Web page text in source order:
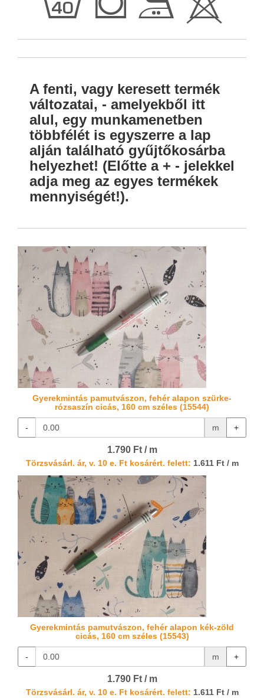
h Q E H
A fenti, vagy keresett termék
változatai, - amelyekből itt
alul, egy munkamenetben
többfélét is egyszerre a lap
alján található gyűjtőkosárba
helyezhet! (Előtte a + - jelekkel
adja meg az egyes termékek
mennyiségét!).
Gyerekmintás pamutvászon, fehér alapon szürke-
rózsaszín cicás, 160 cm széles (15544)
- m +
1.790 Ft / m
Törzsvásárl. ár, v. 10 e. Ft kosárért. felett: 1.611 Ft / m
Gyerekmintás pamutvászon, fehér alapon kék-zöld
cicás, 160 cm széles (15543)
- m +
1.790 Ft / m
Törzsvásárl. ár, v. 10 e. Ft kosárért. felett: 1.611 Ft / m